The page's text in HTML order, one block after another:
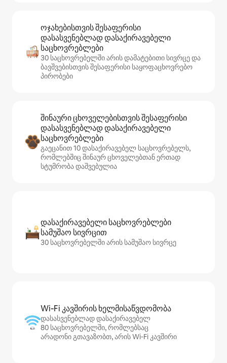
ოჯახებისთვის შესაფერისი
დასასვენებლად დასაქირავებელი
საცხოვრებლები
30 საცხოვრებელში არის დამატებითი სივრცე და
ბავშვებისთვის შესაფერისი საყოფაცხოვრებო
პირობები
შინაური ცხოველებისთვის შესაფერისი
დასასვენებლად დასაქირავებელი
საცხოვრებლები
გაეცანით 10 დასაქირავებელ საცხოვრებელს,
რომლებშიც შინაურ ცხოველებთან ერთად
სტუმრობა დაშვებულია
დასაქირავებელი საცხოვრებლები
სამუშაო სივრცით
30 საცხოვრებელში არის სამუშაო სივრცე
Wi‑Fi კავშირის ხელმისაწვდომობა
დასასვენებლად დასაქირავებელ
80 საცხოვრებელში, რომლებსაც
არადონი გთავაზობთ, არის Wi‑Fi კავშირი